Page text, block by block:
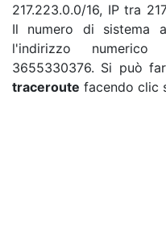
217.223.0.0/16, IP tra
Il numero di sistema
l'indirizzo
3655330376. Si può
traceroute facendo clic